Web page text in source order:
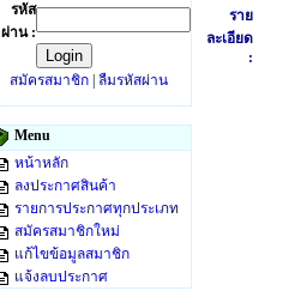
รหัส
ผ่าน :
สมัครสมาชิก ลืมรหัสผ่าน
Menu
หน้าหลัก
ลงประกาศสินค้า
รายการประกาศทุกประเภท
สมัครสมาชิกใหม่
แก้ไขข้อมูลสมาชิก
แจ้งลบประกาศ
ราย
ละเอียด
: